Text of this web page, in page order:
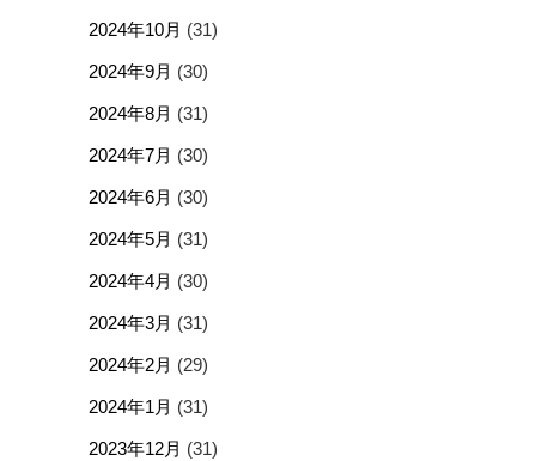
2024年10月 (31)
2024年9月 (30)
2024年8月 (31)
2024年7月 (30)
2024年6月 (30)
2024年5月 (31)
2024年4月 (30)
2024年3月 (31)
2024年2月 (29)
2024年1月 (31)
2023年12月 (31)